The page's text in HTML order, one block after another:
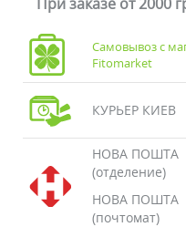
Самовывоз с
Fitomarket
КУРЬЕР КИЕВ
НОВА ПОШТА
(отделение)
НОВА ПОШТА
(почтомат)